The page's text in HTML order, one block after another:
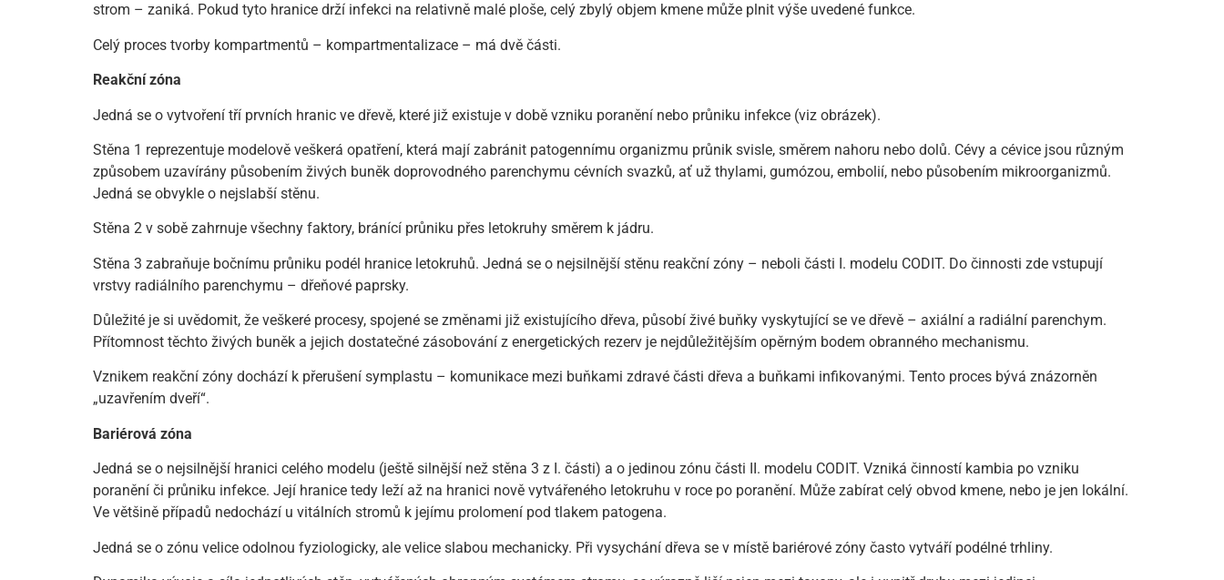
strom – zaniká. Pokud tyto hranice drží infekci na relativně malé ploše, celý zbylý objem kmene může plnit výše uvedené funkce.
Celý proces tvorby kompartmentů – kompartmentalizace – má dvě části.
Reakční zóna
Jedná se o vytvoření tří prvních hranic ve dřevě, které již existuje v době vzniku poranění nebo průniku infekce (viz obrázek).
Stěna 1 reprezentuje modelově veškerá opatření, která mají zabránit patogennímu organizmu průnik svisle, směrem nahoru nebo dolů. Cévy a cévice jsou různým
způsobem uzavírány působením živých buněk doprovodného parenchymu cévních svazků, ať už thylami, gumózou, embolií, nebo působením mikroorganizmů.
Jedná se obvykle o nejslabší stěnu.
Stěna 2 v sobě zahrnuje všechny faktory, bránící průniku přes letokruhy směrem k jádru.
Stěna 3 zabraňuje bočnímu průniku podél hranice letokruhů. Jedná se o nejsilnější stěnu reakční zóny – neboli části I. modelu CODIT. Do činnosti zde vstupují
vrstvy radiálního parenchymu – dřeňové paprsky.
Důležité je si uvědomit, že veškeré procesy, spojené se změnami již existujícího dřeva, působí živé buňky vyskytující se ve dřevě – axiální a radiální parenchym.
Přítomnost těchto živých buněk a jejich dostatečné zásobování z energetických rezerv je nejdůležitějším opěrným bodem obranného mechanismu.
Vznikem reakční zóny dochází k přerušení symplastu – komunikace mezi buňkami zdravé části dřeva a buňkami infikovanými. Tento proces bývá znázorněn
„uzavřením dveří“.
Bariérová zóna
Jedná se o nejsilnější hranici celého modelu (ještě silnější než stěna 3 z I. části) a o jedinou zónu části II. modelu CODIT. Vzniká činností kambia po vzniku
poranění či průniku infekce. Její hranice tedy leží až na hranici nově vytvářeného letokruhu v roce po poranění. Může zabírat celý obvod kmene, nebo je jen lokální.
Ve většině případů nedochází u vitálních stromů k jejímu prolomení pod tlakem patogena.
Jedná se o zónu velice odolnou fyziologicky, ale velice slabou mechanicky. Při vysychání dřeva se v místě bariérové zóny často vytváří podélné trhliny.